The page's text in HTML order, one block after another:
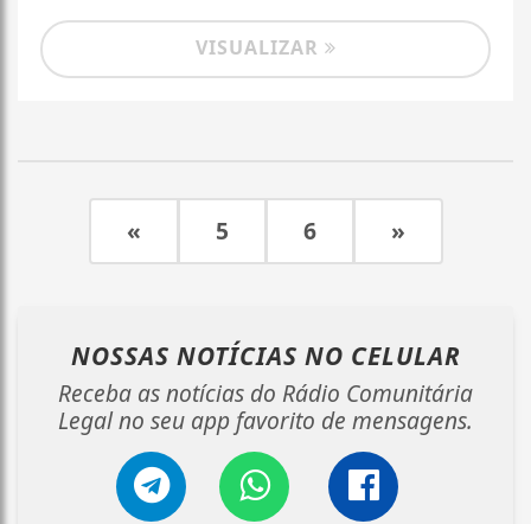
VISUALIZAR
« 5 6 »
NOSSAS NOTÍCIAS NO CELULAR
Receba as notícias do Rádio Comunitária
Legal no seu app favorito de mensagens.